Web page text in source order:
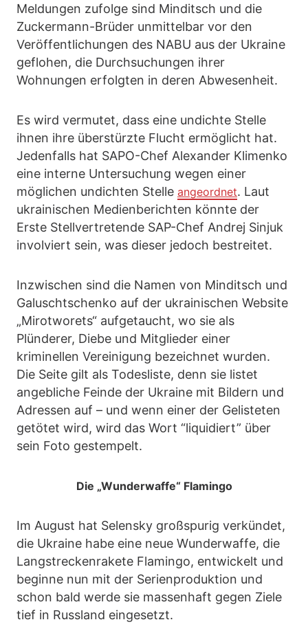
Meldungen zufolge sind Minditsch und die
Zuckermann-Brüder unmittelbar vor den
Veröffentlichungen des NABU aus der Ukraine
geflohen, die Durchsuchungen ihrer
Wohnungen erfolgten in deren Abwesenheit.
Es wird vermutet, dass eine undichte Stelle
ihnen ihre überstürzte Flucht ermöglicht hat.
Jedenfalls hat SAPO-Chef Alexander Klimenko
eine interne Untersuchung wegen einer
möglichen undichten Stelle angeordnet. Laut
ukrainischen Medienberichten könnte der
Erste Stellvertretende SAP-Chef Andrej Sinjuk
involviert sein, was dieser jedoch bestreitet.
Inzwischen sind die Namen von Minditsch und
Galuschtschenko auf der ukrainischen Website
„Mirotworets“ aufgetaucht, wo sie als
Plünderer, Diebe und Mitglieder einer
kriminellen Vereinigung bezeichnet wurden.
Die Seite gilt als Todesliste, denn sie listet
angebliche Feinde der Ukraine mit Bildern und
Adressen auf – und wenn einer der Gelisteten
getötet wird, wird das Wort “liquidiert” über
sein Foto gestempelt.
Die „Wunderwaffe“ Flamingo
Im August hat Selensky großspurig verkündet,
die Ukraine habe eine neue Wunderwaffe, die
Langstreckenrakete Flamingo, entwickelt und
beginne nun mit der Serienproduktion und
schon bald werde sie massenhaft gegen Ziele
tief in Russland eingesetzt.